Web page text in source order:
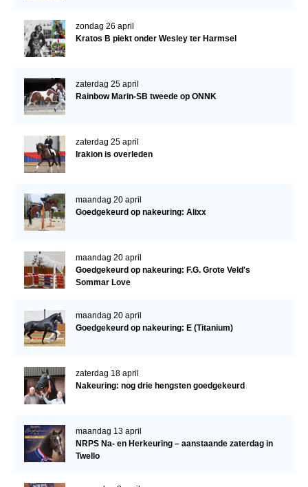
ACCOUNT AANMAKEN
zondag 26 april
Kratos B piekt onder Wesley ter Harmsel
zaterdag 25 april
Rainbow Marin-SB tweede op ONNK
zaterdag 25 april
Irakion is overleden
maandag 20 april
Goedgekeurd op nakeuring: Alixx
maandag 20 april
Goedgekeurd op nakeuring: F.G. Grote Veld's
Sommar Love
maandag 20 april
Goedgekeurd op nakeuring: E (Titanium)
zaterdag 18 april
Nakeuring: nog drie hengsten goedgekeurd
maandag 13 april
NRPS Na- en Herkeuring – aanstaande zaterdag in
Twello